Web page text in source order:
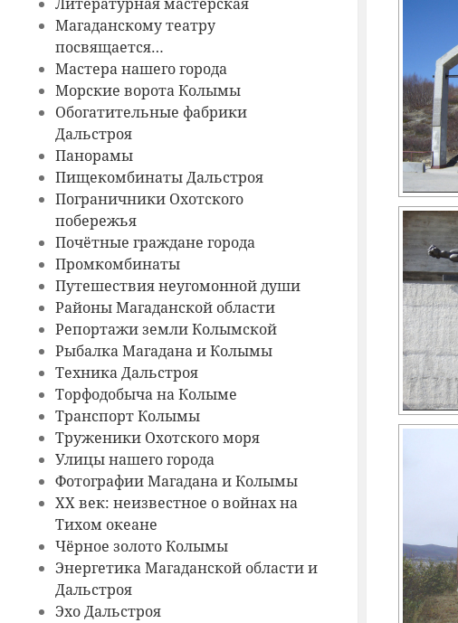
Магаданскому театру
посвящается…
Мастера нашего города
Морские ворота Колымы
Обогатительные фабрики
Дальстроя
Панорамы
Пищекомбинаты Дальстроя
Пограничники Охотского
побережья
Почётные граждане города
Промкомбинаты
Путешествия неугомонной души
Районы Магаданской области
Репортажи земли Колымской
Рыбалка Магадана и Колымы
Техника Дальстроя
Торфодобыча на Колыме
Транспорт Колымы
Труженики Охотского моря
Улицы нашего города
Фотографии Магадана и Колымы
ХХ век: неизвестное о войнах на
Тихом океане
Чёрное золото Колымы
Энергетика Магаданской области и
Дальстроя
Эхо Дальстроя